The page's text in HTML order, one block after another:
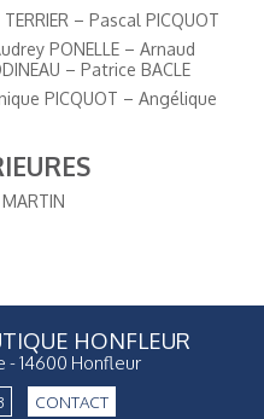
– Pascal PICQUOT
PONELLE – Arnaud
– Patrice BACLE
PICQUOT – Angélique
HONFLEUR
- 14600 Honfleur
CONTACT